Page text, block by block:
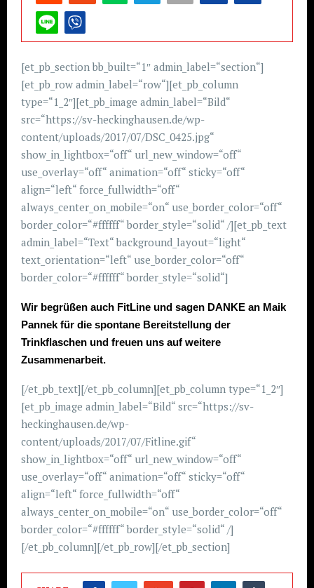
[et_pb_section bb_built=“1″ admin_label=“section“]
[et_pb_row admin_label=“row“][et_pb_column
type=“1_2″][et_pb_image admin_label=“Bild“
src=“https://sv-heckinghausen.de/wp-
content/uploads/2017/07/DSC_0425.jpg“
show_in_lightbox=“off“ url_new_window=“off“
use_overlay=“off“ animation=“off“ sticky=“off“
align=“left“ force_fullwidth=“off“
always_center_on_mobile=“on“ use_border_color=“off“
border_color=“#ffffff“ border_style=“solid“ /][et_pb_text
admin_label=“Text“ background_layout=“light“
text_orientation=“left“ use_border_color=“off“
border_color=“#ffffff“ border_style=“solid“]
Wir begrüßen auch FitLine und sagen DANKE an Maik
Pannek für die spontane Bereitstellung der
Trinkflaschen und freuen uns auf weitere
Zusammenarbeit.
[/et_pb_text][/et_pb_column][et_pb_column type=“1_2″]
[et_pb_image admin_label=“Bild“ src=“https://sv-
heckinghausen.de/wp-
content/uploads/2017/07/Fitline.gif“
show_in_lightbox=“off“ url_new_window=“off“
use_overlay=“off“ animation=“off“ sticky=“off“
align=“left“ force_fullwidth=“off“
always_center_on_mobile=“on“ use_border_color=“off“
border_color=“#ffffff“ border_style=“solid“ /]
[/et_pb_column][/et_pb_row][/et_pb_section]